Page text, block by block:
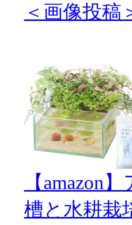
＜画像投稿
【amazon
槽と水耕栽